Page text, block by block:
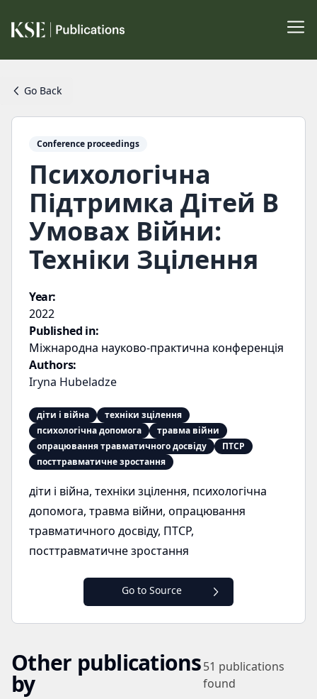
Go Back
Conference proceedings
Психологічна
Підтримка Дітей В
Умовах Війни:
Техніки Зцілення
Year:
2022
Published in:
Міжнародна науково-практична конференція
Authors:
Iryna Hubeladze
діти і війна
техніки зцілення
психологічна допомога
травма війни
опрацювання травматичного досвіду
ПТСР
посттравматичне зростання
діти і війна, техніки зцілення, психологічна
допомога, травма війни, опрацювання
травматичного досвіду, ПТСР,
посттравматичне зростання
Go to Source
Other publications
by
51 publications
found